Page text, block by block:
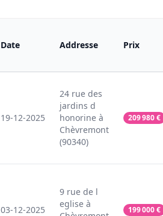
Date Addresse Prix
19-12-2025
24 rue des
jardins d
honorine à
Chèvremont
(90340)
209 980€
03-12-2025
9 rue de l
eglise à
199 000€